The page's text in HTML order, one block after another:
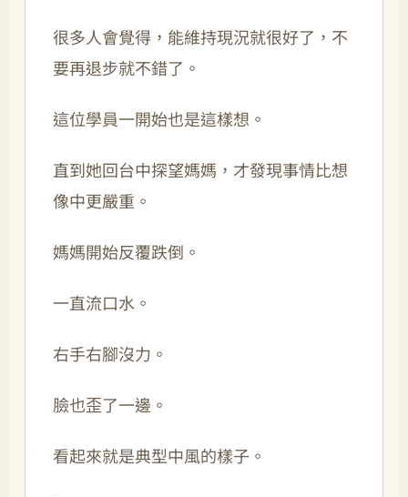
很多人會覺得，能維持現況就很好了，不
要再退步就不錯了。
這位學員一開始也是這樣想。
直到她回台中探望媽媽，才發現事情比想
像中更嚴重。
媽媽開始反覆跌倒。
一直流口水。
右手右腳沒力。
臉也歪了一邊。
看起來就是典型中風的樣子。